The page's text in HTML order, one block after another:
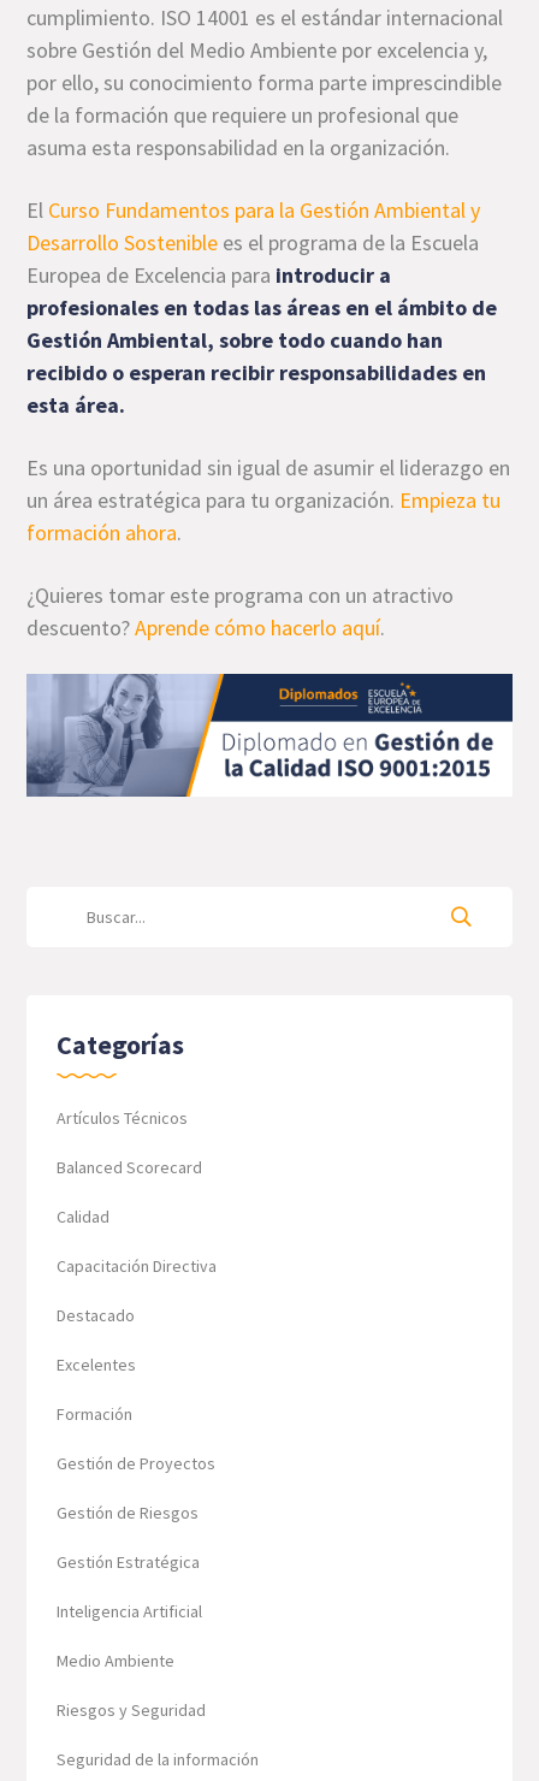
cumplimiento. ISO 14001 es el estándar internacional
sobre Gestión del Medio Ambiente por excelencia y,
por ello, su conocimiento forma parte imprescindible
de la formación que requiere un profesional que
asuma esta responsabilidad en la organización.
El Curso Fundamentos para la Gestión Ambiental y
Desarrollo Sostenible es el programa de la Escuela
Europea de Excelencia para introducir a
profesionales en todas las áreas en el ámbito de
Gestión Ambiental, sobre todo cuando han
recibido o esperan recibir responsabilidades en
esta área.
Es una oportunidad sin igual de asumir el liderazgo en
un área estratégica para tu organización. Empieza tu
formación ahora.
¿Quieres tomar este programa con un atractivo
descuento?Aprende cómo hacerlo aquí.
Categorías
Artículos Técnicos
Balanced Scorecard
Calidad
Capacitación Directiva
Destacado
Excelentes
Formación
Gestión de Proyectos
Gestión de Riesgos
Gestión Estratégica
Inteligencia Artificial
Medio Ambiente
Riesgos y Seguridad
Seguridad de la información